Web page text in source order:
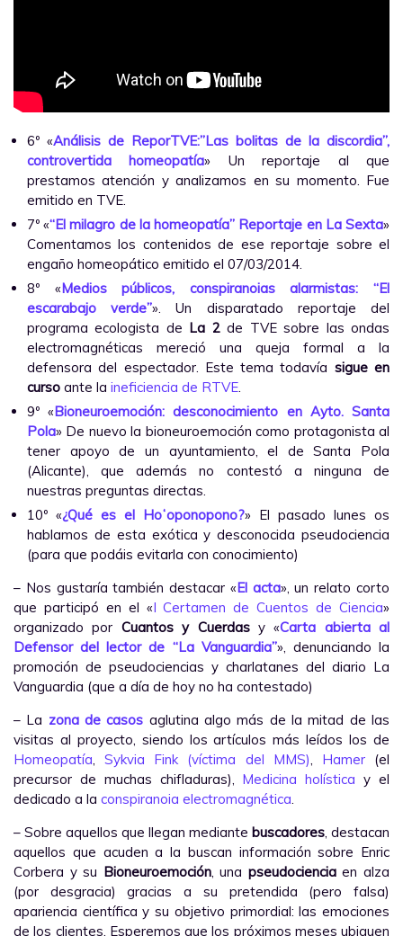
6º «Análisis de ReporTVE:”Las bolitas de la discordia”,
controvertida homeopatía» Un reportaje al que
prestamos atención y analizamos en su momento. Fue
emitido en TVE.
7º «“El milagro de la homeopatía” Reportaje en La Sexta»
Comentamos los contenidos de ese reportaje sobre el
engaño homeopático emitido el 07/03/2014.
8º «Medios públicos, conspiranoias alarmistas: “El
escarabajo verde”». Un disparatado reportaje del
programa ecologista de La 2de TVE sobre las ondas
electromagnéticas mereció una queja formal a la
defensora del espectador. Este tema todavía sigue en
curso ante la ineficiencia de RTVE.
9º «Bioneuroemoción: desconocimiento en Ayto. Santa
Pola» De nuevo la bioneuroemoción como protagonista al
tener apoyo de un ayuntamiento, el de Santa Pola
(Alicante), que además no contestó a ninguna de
nuestras preguntas directas.
10º «¿Qué es el Hoʻoponopono?» El pasado lunes os
hablamos de esta exótica y desconocida pseudociencia
(para que podáis evitarla con conocimiento)
– Nos gustaría también destacar «El acta», un relato corto
que participó en el «I Certamen de Cuentos de Ciencia»
organizado por Cuantos y Cuerdasy «Carta abierta al
Defensor del lector de “La Vanguardia”», denunciando la
promoción de pseudociencias y charlatanes del diario La
Vanguardia (que a día de hoy no ha contestado)
– La zona de casos aglutina algo más de la mitad de las
visitas al proyecto, siendo los artículos más leídos los de
Homeopatía,Sykvia Fink (víctima del MMS), Hamer (el
precursor de muchas chifladuras), Medicina holística y el
dedicado a la conspiranoia electromagnética.
– Sobre aquellos que llegan mediante buscadores, destacan
aquellos que acuden a la buscan información sobre Enric
Corbera y su Bioneuroemoción, una pseudocienciaen alza
(por desgracia) gracias a su pretendida (pero falsa)
apariencia científica y su objetivo primordial: las emociones
de los clientes. Esperemos que los próximos meses ubiquen